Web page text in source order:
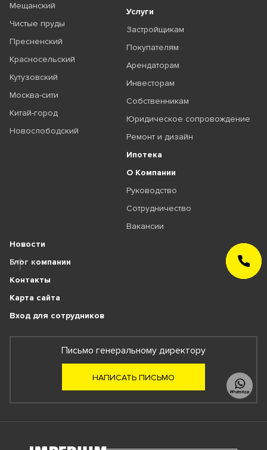
Мещанский
Чистые пруды
Пресненский
Красносельский
Кутузовский
Москва-сити
Китай-город
Новослободский
Услуги
Застройщикам
Покупателям
Арендаторам
Инвесторам
Собственникам
Юридическое сопровождение
Ремонт и дизайн
Ипотека
О Компании
Руководство
Сотрудничество
Вакансии
Новости
Блог компании
Контакты
Карта сайта
Вход для сотрудников
Письмо генеральному директору
НАПИСАТЬ ПИСЬМО
ЗАКАЗАТЬ
ЗВОНОК